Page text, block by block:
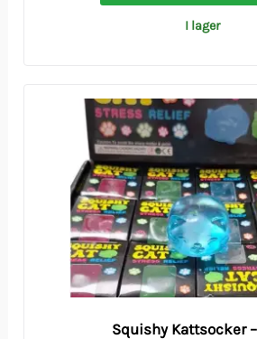
I lager
Squishy Kattsocker